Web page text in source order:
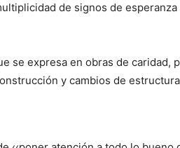
de signos de
se expresa en obras de caridad,
y cambios de